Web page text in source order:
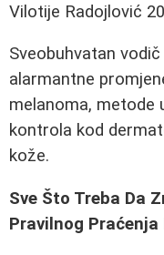
Vilotije Radojlović
Sveobuhvatan
alarmantne
melanoma, metode
kontrola kod
kože.
Sve Što Treba Da
Pravilnog